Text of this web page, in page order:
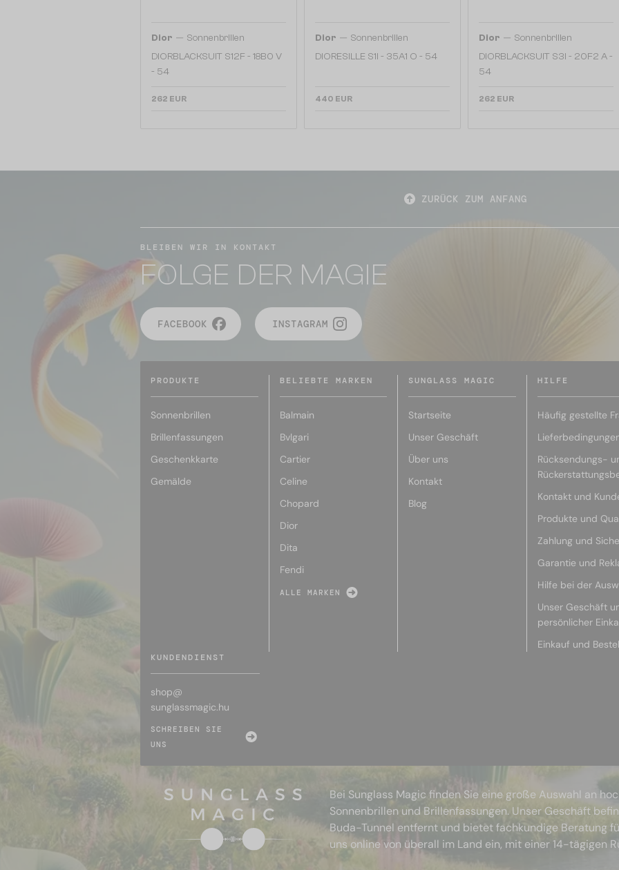
Dior — Sonnenbrillen
DIORBLACKSUIT S12F - 18B0 V
- 54
262 EUR
Dior — Sonnenbrillen
DIORESILLE S1I - 35A1 O - 54
440 EUR
Dior — Sonnenbrillen
DIORBLACKSUIT S3I - 20F2 A -
54
262 EUR
ZURÜCK ZUM ANFANG
BLEIBEN WIR IN KONTAKT
FOLGE DER MAGIE
FACEBOOK INSTAGRAM
PRODUKTE
Sonnenbrillen
Brillenfassungen
Geschenkkarte
Gemälde
BELIEBTE MARKEN
Balmain
Bvlgari
Cartier
Celine
Chopard
Dior
Dita
Fendi
ALLE MARKEN
SUNGLASS MAGIC
Startseite
Unser Geschäft
Über uns
Kontakt
Blog
HILFE
Häufig gestellte
Rücksendungs-
Kontakt und
Produkte und
Zahlung und
Garantie und
Hilfe bei der
Unser Geschäft
persönlicher
Einkauf und
KUNDENDIENST
shop@
sunglassmagic.hu
SCHREIBEN SIE
UNS
Bei Sunglass Magic finden Sie eine große Auswahl an
Sonnenbrillen und Brillenfassungen. Unser Geschäft
Buda-Tunnel entfernt und bietet fachkundige Beratung
uns online von überall im Land ein, mit einer 14-tägigen